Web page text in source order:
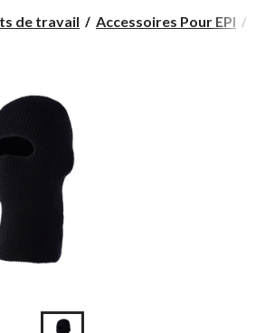
de travail Accessoires Pour EPI